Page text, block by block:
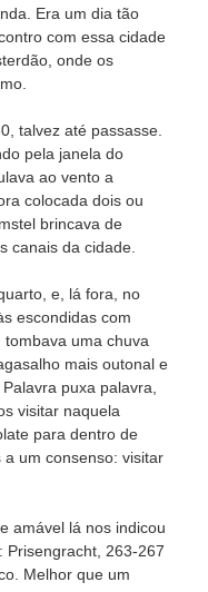
Era um dia tão
com essa cidade
onde os
talvez até passasse.
pela janela do
ao vento a
colocada dois ou
brincava de
canais da cidade.
e, lá fora, no
escondidas com
uma chuva
mais outonal e
puxa palavra,
visitar naquela
para dentro de
um consenso: visitar
amável lá nos indicou
Prisengracht, 263-267
Melhor que um